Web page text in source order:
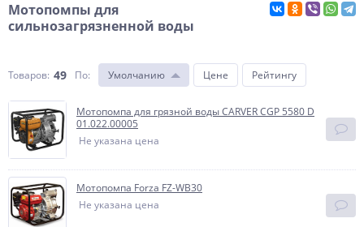
Мотопомпы для
сильнозагрязненной воды
Товаров: 49 По: Умолчанию Цене Рейтингу
Мотопомпа для грязной воды CARVER CGP 5580 D
01.022.00005
Не указана цена
Мотопомпа Forza FZ-WB30
Не указана цена